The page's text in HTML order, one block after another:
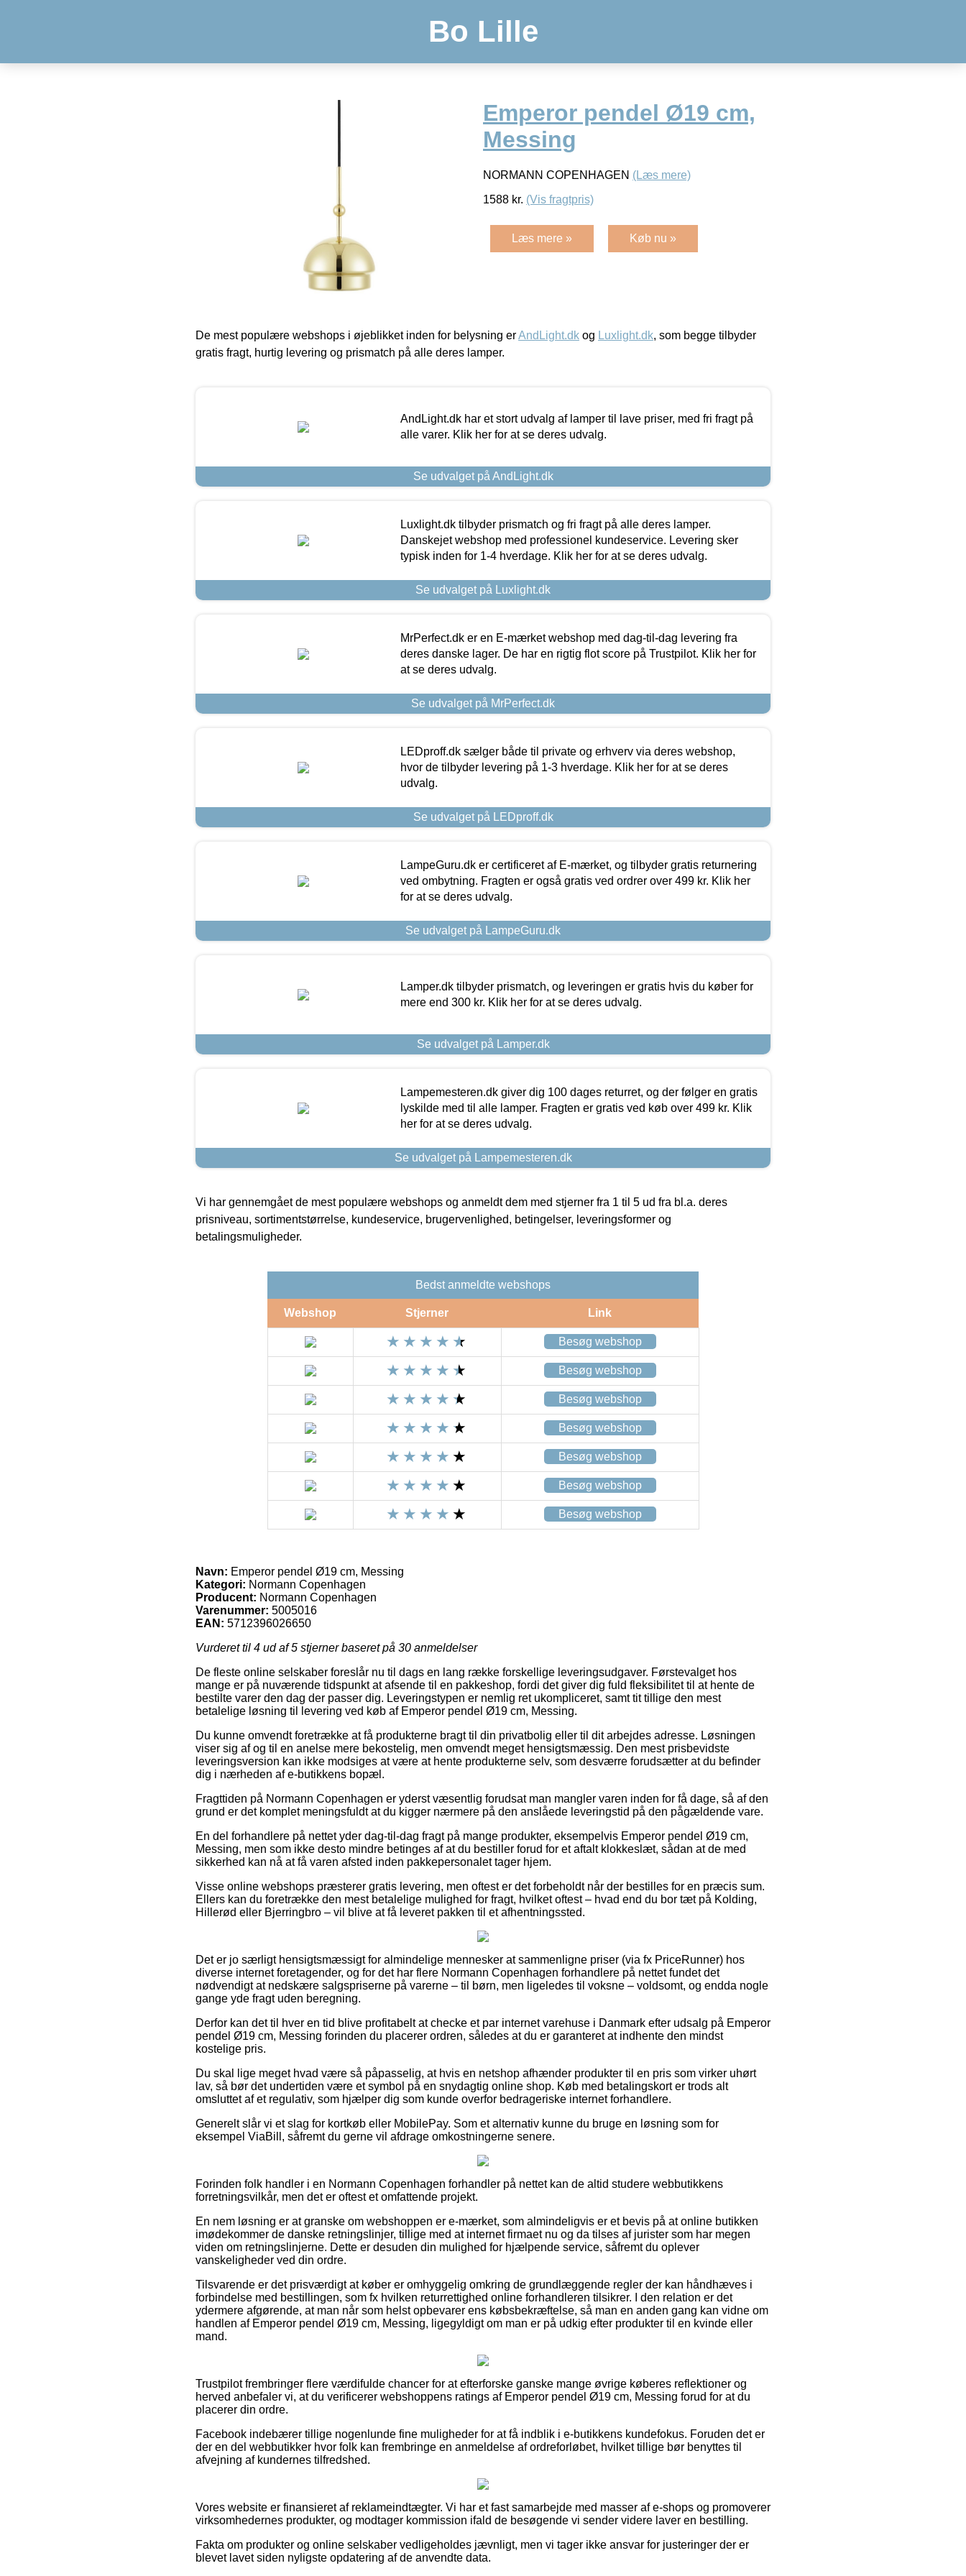
Bo Lille
Emperor pendel Ø19 cm,
Messing
NORMANN COPENHAGEN (Læs mere)
1588 kr. (Vis fragtpris)
Læs mere » Køb nu »
De mest populære webshops i øjeblikket inden for belysning erAndLight.dk og Luxlight.dk, som begge tilbyder
gratis fragt, hurtig levering og prismatch på alle deres lamper.
AndLight.dk har et stort udvalg af lamper til lave priser, med fri fragt på
alle varer. Klik her for at se deres udvalg.
Se udvalget på AndLight.dk
Luxlight.dk tilbyder prismatch og fri fragt på alle deres lamper.
Danskejet webshop med professionel kundeservice. Levering sker
typisk inden for 1-4 hverdage. Klik her for at se deres udvalg.
Se udvalget på Luxlight.dk
MrPerfect.dk er en E-mærket webshop med dag-til-dag levering fra
deres danske lager. De har en rigtig flot score på Trustpilot. Klik her for
at se deres udvalg.
Se udvalget på MrPerfect.dk
LEDproff.dk sælger både til private og erhverv via deres webshop,
hvor de tilbyder levering på 1-3 hverdage. Klik her for at se deres
udvalg.
Se udvalget på LEDproff.dk
LampeGuru.dk er certificeret af E-mærket, og tilbyder gratis returnering
ved ombytning. Fragten er også gratis ved ordrer over 499 kr. Klik her
for at se deres udvalg.
Se udvalget på LampeGuru.dk
Lamper.dk tilbyder prismatch, og leveringen er gratis hvis du køber for
mere end 300 kr. Klik her for at se deres udvalg.
Se udvalget på Lamper.dk
Lampemesteren.dk giver dig 100 dages returret, og der følger en gratis
lyskilde med til alle lamper. Fragten er gratis ved køb over 499 kr. Klik
her for at se deres udvalg.
Se udvalget på Lampemesteren.dk
Vi har gennemgået de mest populære webshops og anmeldt dem med stjerner fra 1 til 5 ud fra bl.a. deres
prisniveau, sortimentstørrelse, kundeservice, brugervenlighed, betingelser, leveringsformer og
betalingsmuligheder.
Bedst anmeldte webshops
Webshop Stjerner Link
Besøg webshop
Besøg webshop
Besøg webshop
Besøg webshop
Besøg webshop
Besøg webshop
Besøg webshop
Navn: Emperor pendel Ø19 cm, Messing
Kategori: Normann Copenhagen
Producent: Normann Copenhagen
Varenummer: 5005016
EAN: 5712396026650
Vurderet til 4 ud af 5 stjerner baseret på 30 anmeldelser
De fleste online selskaber foreslår nu til dags en lang række forskellige leveringsudgaver. Førstevalget hos
mange er på nuværende tidspunkt at afsende til en pakkeshop, fordi det giver dig fuld fleksibilitet til at hente de
bestilte varer den dag der passer dig. Leveringstypen er nemlig ret ukompliceret, samt tit tillige den mest
betalelige løsning til levering ved køb af Emperor pendel Ø19 cm, Messing.
Du kunne omvendt foretrække at få produkterne bragt til din privatbolig eller til dit arbejdes adresse. Løsningen
viser sig af og til en anelse mere bekostelig, men omvendt meget hensigtsmæssig. Den mest prisbevidste
leveringsversion kan ikke modsiges at være at hente produkterne selv, som desværre forudsætter at du befinder
dig i nærheden af e-butikkens bopæl.
Fragttiden på Normann Copenhagen er yderst væsentlig forudsat man mangler varen inden for få dage, så af den
grund er det komplet meningsfuldt at du kigger nærmere på den anslåede leveringstid på den pågældende vare.
En del forhandlere på nettet yder dag-til-dag fragt på mange produkter, eksempelvis Emperor pendel Ø19 cm,
Messing, men som ikke desto mindre betinges af at du bestiller forud for et aftalt klokkeslæt, sådan at de med
sikkerhed kan nå at få varen afsted inden pakkepersonalet tager hjem.
Visse online webshops præsterer gratis levering, men oftest er det forbeholdt når der bestilles for en præcis sum.
Ellers kan du foretrække den mest betalelige mulighed for fragt, hvilket oftest – hvad end du bor tæt på Kolding,
Hillerød eller Bjerringbro – vil blive at få leveret pakken til et afhentningssted.
Det er jo særligt hensigtsmæssigt for almindelige mennesker at sammenligne priser (via fx PriceRunner) hos
diverse internet foretagender, og for det har flere Normann Copenhagen forhandlere på nettet fundet det
nødvendigt at nedskære salgspriserne på varerne – til børn, men ligeledes til voksne – voldsomt, og endda nogle
gange yde fragt uden beregning.
Derfor kan det til hver en tid blive profitabelt at checke et par internet varehuse i Danmark efter udsalg på Emperor
pendel Ø19 cm, Messing forinden du placerer ordren, således at du er garanteret at indhente den mindst
kostelige pris.
Du skal lige meget hvad være så påpasselig, at hvis en netshop afhænder produkter til en pris som virker uhørt
lav, så bør det undertiden være et symbol på en snydagtig online shop. Køb med betalingskort er trods alt
omsluttet af et regulativ, som hjælper dig som kunde overfor bedrageriske internet forhandlere.
Generelt slår vi et slag for kortkøb eller MobilePay. Som et alternativ kunne du bruge en løsning som for
eksempel ViaBill, såfremt du gerne vil afdrage omkostningerne senere.
Forinden folk handler i en Normann Copenhagen forhandler på nettet kan de altid studere webbutikkens
forretningsvilkår, men det er oftest et omfattende projekt.
En nem løsning er at granske om webshoppen er e-mærket, som almindeligvis er et bevis på at online butikken
imødekommer de danske retningslinjer, tillige med at internet firmaet nu og da tilses af jurister som har megen
viden om retningslinjerne. Dette er desuden din mulighed for hjælpende service, såfremt du oplever
vanskeligheder ved din ordre.
Tilsvarende er det prisværdigt at køber er omhyggelig omkring de grundlæggende regler der kan håndhæves i
forbindelse med bestillingen, som fx hvilken returrettighed online forhandleren tilsikrer. I den relation er det
ydermere afgørende, at man når som helst opbevarer ens købsbekræftelse, så man en anden gang kan vidne om
handlen af Emperor pendel Ø19 cm, Messing, ligegyldigt om man er på udkig efter produkter til en kvinde eller
mand.
Trustpilot frembringer flere værdifulde chancer for at efterforske ganske mange øvrige køberes reflektioner og
herved anbefaler vi, at du verificerer webshoppens ratings af Emperor pendel Ø19 cm, Messing forud for at du
placerer din ordre.
Facebook indebærer tillige nogenlunde fine muligheder for at få indblik i e-butikkens kundefokus. Foruden det er
der en del webbutikker hvor folk kan frembringe en anmeldelse af ordreforløbet, hvilket tillige bør benyttes til
afvejning af kundernes tilfredshed.
Vores website er finansieret af reklameindtægter. Vi har et fast samarbejde med masser af e-shops og promoverer
virksomhedernes produkter, og modtager kommission ifald de besøgende vi sender videre laver en bestilling.
Fakta om produkter og online selskaber vedligeholdes jævnligt, men vi tager ikke ansvar for justeringer der er
blevet lavet siden nyligste opdatering af de anvendte data.